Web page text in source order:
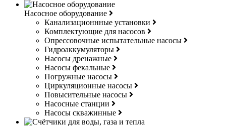
Насосное оборудование
Канализационнные установки
Комплектующие для насосов
Опрессовочные испытательные насосы
Гидроаккумуляторы
Насосы дренажные
Насосы фекальные
Погружные насосы
Циркуляционные насосы
Повысительные насосы
Насосные станции
Насосы скважинные